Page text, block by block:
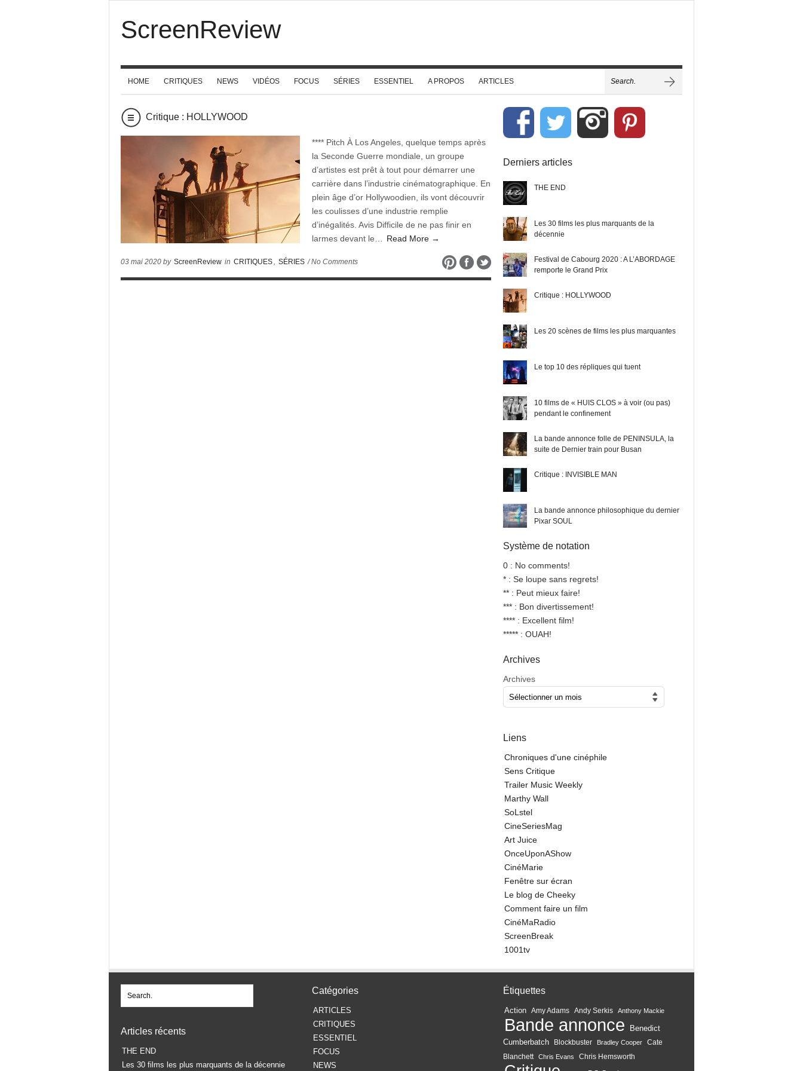
ScreenReview
HOME CRITIQUES NEWS VIDÉOS FOCUS SÉRIES ESSENTIEL A PROPOS ARTICLES
Critique : HOLLYWOOD
**** Pitch À Los Angeles, quelque temps après
la Seconde Guerre mondiale, un groupe
d’artistes est prêt à tout pour démarrer une
carrière dans l’industrie cinématographique. En
plein âge d’or Hollywoodien, ils vont découvrir
les coulisses d’une industrie remplie
d’inégalités. Avis Difficile de ne pas finir en
larmes devant le…
Read More →
03 mai 2020 by ScreenReview in CRITIQUES, SÉRIES / No Comments
Derniers articles
THE END
Les 30 films les plus marquants de la
décennie
Festival de Cabourg 2020 : A L’ABORDAGE
remporte le Grand Prix
Critique : HOLLYWOOD
Les 20 scènes de films les plus marquantes
Le top 10 des répliques qui tuent
10 films de « HUIS CLOS » à voir (ou pas)
pendant le confinement
La bande annonce folle de PENINSULA, la
suite de Dernier train pour Busan
Critique : INVISIBLE MAN
La bande annonce philosophique du dernier
Pixar SOUL
Système de notation
0 : No comments!
* : Se loupe sans regrets!
** : Peut mieux faire!
*** : Bon divertissement!
**** : Excellent film!
***** : OUAH!
Archives
Archives
Liens
Chroniques d'une cinéphile
Sens Critique
Trailer Music Weekly
Marthy Wall
SoLstel
CineSeriesMag
Art Juice
OnceUponAShow
CinéMarie
Fenêtre sur écran
Le blog de Cheeky
Comment faire un film
CinéMaRadio
ScreenBreak
1001tv
Articles récents
THE END
Les 30 films les plus marquants de la décennie
Catégories
ARTICLES
CRITIQUES
ESSENTIEL
FOCUS
NEWS
Étiquettes
Action Amy Adams Andy Serkis Anthony Mackie
Bande annonce
Benedict
Cumberbatch
Blockbuster Bradley Cooper
Cate
Blanchett
Chris Evans Chris Hemsworth